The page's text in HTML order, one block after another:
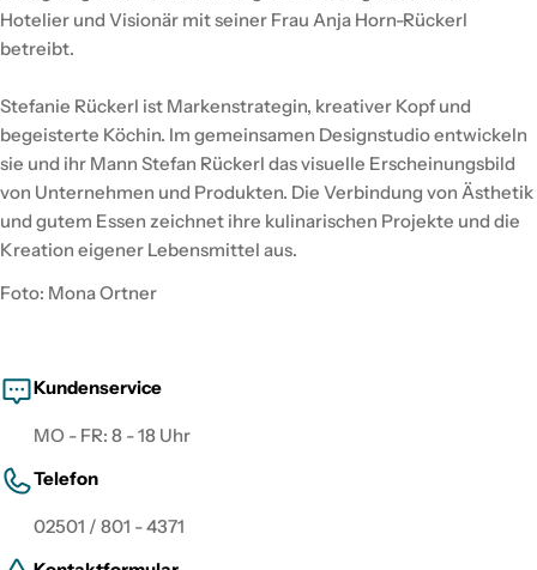
Hotelier und Visionär mit seiner Frau Anja Horn-Rückerl
betreibt.
Stefanie Rückerl ist Markenstrategin, kreativer Kopf und
begeisterte Köchin. Im gemeinsamen Designstudio entwickeln
sie und ihr Mann Stefan Rückerl das visuelle Erscheinungsbild
von Unternehmen und Produkten. Die Verbindung von Ästhetik
und gutem Essen zeichnet ihre kulinarischen Projekte und die
Kreation eigener Lebensmittel aus.
Foto: Mona Ortner
Kundenservice
MO - FR: 8 - 18 Uhr
Telefon
02501 / 801 - 4371